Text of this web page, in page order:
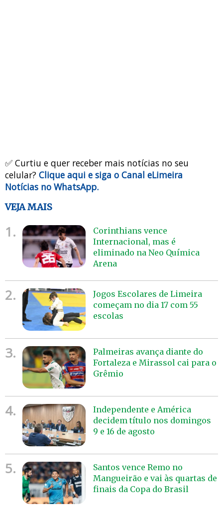
✅ Curtiu e quer receber mais notícias no seu
celular? Clique aqui e siga o Canal eLimeira
Notícias no WhatsApp.
VEJA MAIS
1.
Corinthians vence
Internacional, mas é
eliminado na Neo Química
Arena
2.
Jogos Escolares de Limeira
começam no dia 17 com 55
escolas
3.
Palmeiras avança diante do
Fortaleza e Mirassol cai para o
Grêmio
4.
Independente e América
decidem título nos domingos
9 e 16 de agosto
5.
Santos vence Remo no
Mangueirão e vai às quartas de
finais da Copa do Brasil